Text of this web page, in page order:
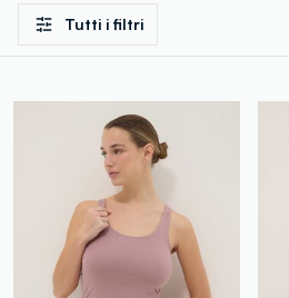
Tutti i filtri